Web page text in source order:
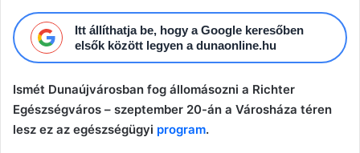
Itt állíthatja be, hogy a Google keresőben
elsők között legyen a dunaonline.hu
Ismét Dunaújvárosban fog állomásozni a Richter
Egészségváros – szeptember 20-án a Városháza téren
lesz ez az egészségügyi program.